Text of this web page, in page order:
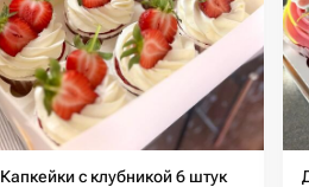
Капкейки с клубникой 6 штук